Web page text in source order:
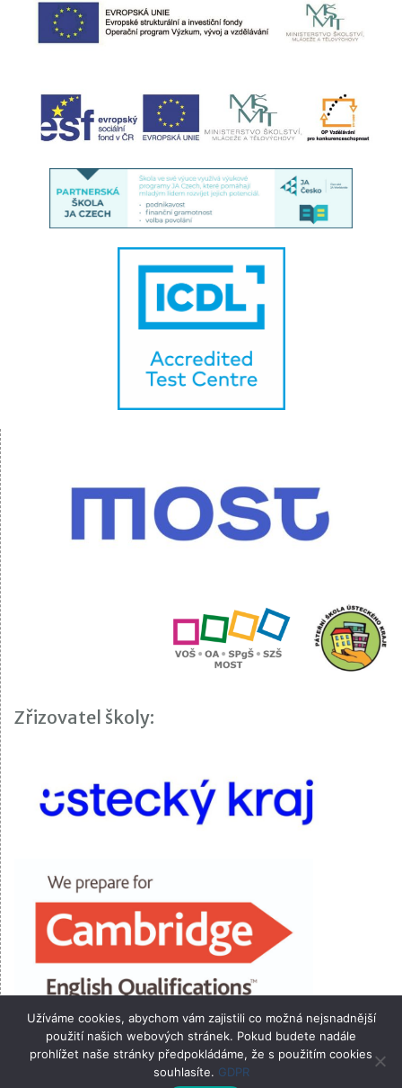
Zřizovatel školy:
VOŠ, OA, SPgŠ a SZŠ Most 2026
Užíváme cookies, abychom vám zajistili co možná nejsnadnější
použití našich webových stránek. Pokud budete nadále
prohlížet naše stránky předpokládáme, že s použitím cookies
souhlasíte. GDPR